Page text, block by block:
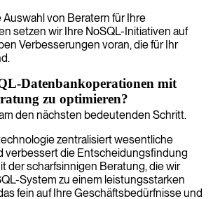
von Beratern für Ihre
setzen wir Ihre NoSQL-Initiativen auf
Verbesserungen voran, die für Ihr
Datenbankoperationen mit
zu optimieren?
den nächsten bedeutenden Schritt.
zentralisiert wesentliche
verbessert die Entscheidungsfindung
der scharfsinnigen Beratung, die wir
System zu einem leistungsstarken
fein auf Ihre Geschäftsbedürfnisse und